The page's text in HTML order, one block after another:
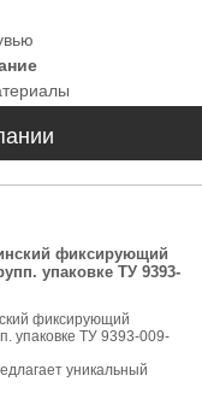
фиксирующий
упаковке ТУ 9393-
фиксирующий
упаковке ТУ 9393-009-
уникальный